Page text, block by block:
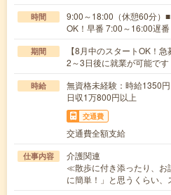
時間
9:00～18:00（休憩60分）
OK！早番 7:00～16:00遅
期間
【8月中のスタートOK！
2～3日後に就業が可能です
時給
無資格未経験：時給
日収1万800円以上
交通費
交通費全額支給
仕事内容
介護関連
≪散歩に付き添ったり、
に簡単！」と思うくらい